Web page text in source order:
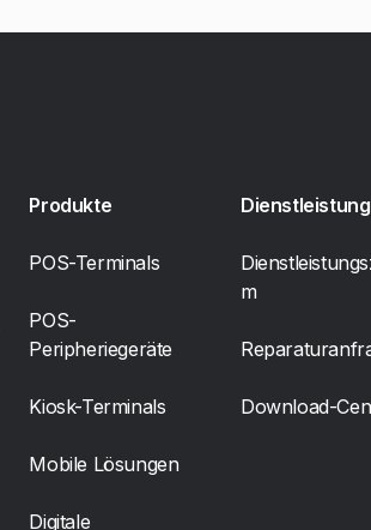
Produkte
POS-Terminals
POS-
Peripheriegeräte
Kiosk-Terminals
Mobile Lösungen
Digitale
m
Download-